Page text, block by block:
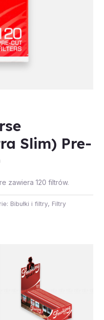
Slim) Pre-
zawiera 120 filtrów.
Bibułki i filtry, Filtry